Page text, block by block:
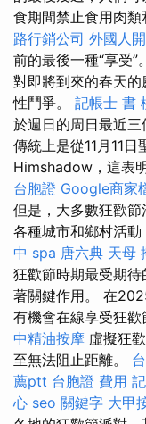
食期間禁止食用肉類
路行銷公司 外國人
前的最後一種“享受”
對即將到來的春天
性鬥爭。 記帳士 書
於週日的周日最近三
傳統上是從11月11
Himshadow，這表
台胞證 Google商家
但是，大多數狂歡
各種城市和鄉村活動
中 spa 唐六典 天母
狂歡節時期最受期
著關鍵作用。 在
有機會在線享受狂歡
中精油按摩 虛擬狂
至無法阻止距離。
薦ptt 台胞證 費用
心 seo 關鍵字 大甲